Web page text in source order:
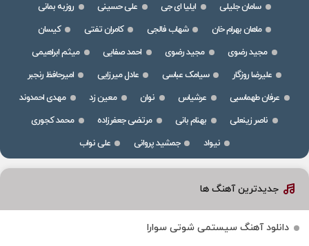
سامان جلیلی
ایلیا ای جی علی حسینی
روزبه بمانی
ماهان بهرام خان
شهاب فالجی کامران تفتی
کیسان
مجید رضوی
مجید رضوی احمد صفایی
میثم ابراهیمی
علیرضا روزگار
سیامک عباسی عادل میرزایی
امیرحافظ رنجبر
عرفان طهماسبی
عرشیاس نوان معین زد
مهدی احمدوند
ناصر زینعلی
بهنام بانی مرتضی جعفرزاده
محمد کجوری
نیواد
جمشید پروانی علی نواب
جدیدترین آهنگ ها
دانلود آهنگ سیستمی شوتی سوارا